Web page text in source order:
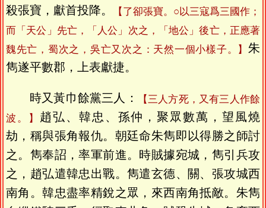
殺張寶，獻首投降。
【了卻張寶。○以三寇爲三國作；
而「天公」先亡，「人公」次之，「地公」後亡，正應著
魏先亡，蜀次之，吳亡又次之：天然一個小樣子。】 朱
雋遂平數郡，上表獻捷。
時又黃巾餘黨三人：
【三人方死，又有三人作餘
波。】 趙弘、韓忠、孫仲，聚眾數萬，望風燒
劫，稱與張角報仇。朝廷命朱雋即以得勝之師討
之。雋奉詔，率軍前進。時賊據宛城，雋引兵攻
之，趙弘遣韓忠出戰。雋遣玄德、關、張攻城西
南角。韓忠盡率精銳之眾，來西南角抵敵。朱雋